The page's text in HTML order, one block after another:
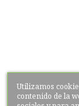
Utilizamos
contenido de la